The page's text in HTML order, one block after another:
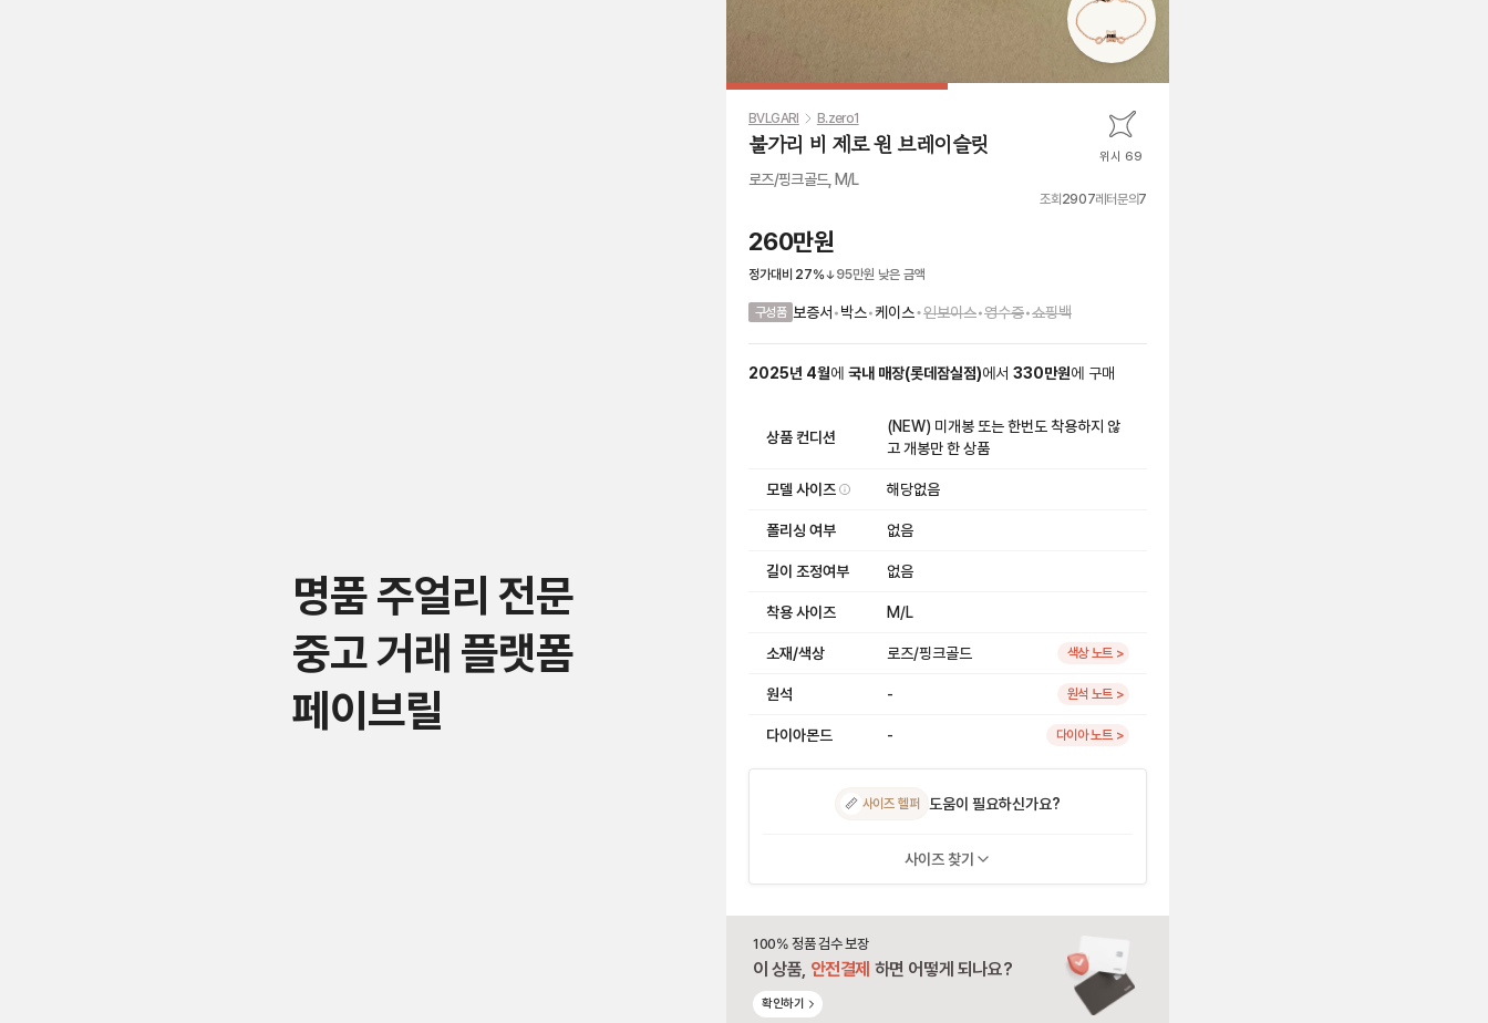
명품 주얼리 전문
중고 거래 플랫폼
페이브릴
BVLGARI B.zero1
불가리 비 제로 원 브레이슬릿 위시 69
로즈/핑크골드, M/L
조회2907레터문의7
260만원
정가대비 27% 95만원 낮은 금액
구성품 보증서•박스•케이스•인보이스•영수증•쇼핑백
2025년 4월에 국내 매장(롯데잠실점)에서 330만원에 구매
상품 컨디션
(NEW) 미개봉 또는 한번도 착용하지 않
고 개봉만 한 상품
모델 사이즈 해당없음
폴리싱 여부 없음
길이 조정여부 없음
착용 사이즈 M/L
소재/색상 로즈/핑크골드 색상 노트 >
원석 - 원석 노트 >
다이아몬드 - 다이아 노트 >
📏 사이즈 헬퍼 도움이 필요하신가요?
사이즈 찾기
100% 정품 검수 보장
이 상품, 안전결제 하면 어떻게 되나요?
확인하기